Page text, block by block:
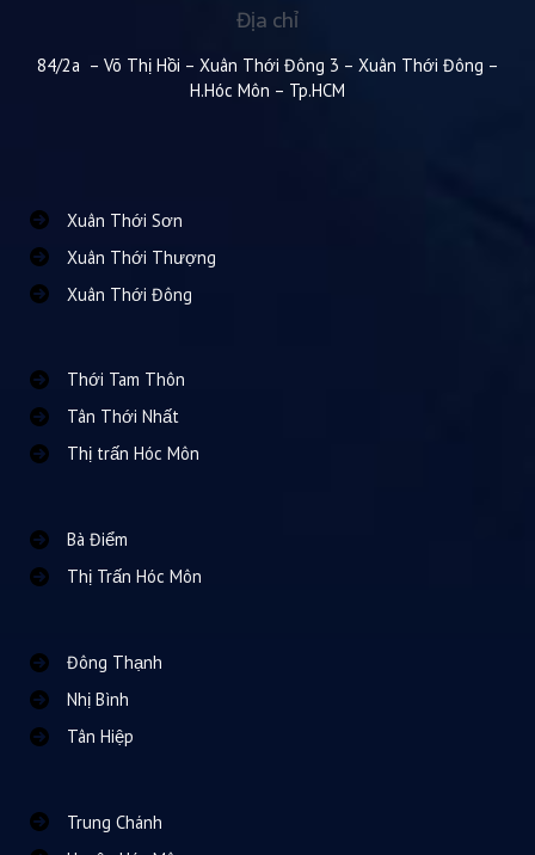
Địa chỉ
84/2a – Võ Thị Hồi – Xuân Thới Đông 3 – Xuân Thới Đông –
H.Hóc Môn – Tp.HCM
Xuân Thới Sơn
Xuân Thới Thượng
Xuân Thới Đông
Thới Tam Thôn
Tân Thới Nhất
Thị trấn Hóc Môn
Bà Điểm
Thị Trấn Hóc Môn
Đông Thạnh
Nhị Bình
Tân Hiệp
Trung Chánh